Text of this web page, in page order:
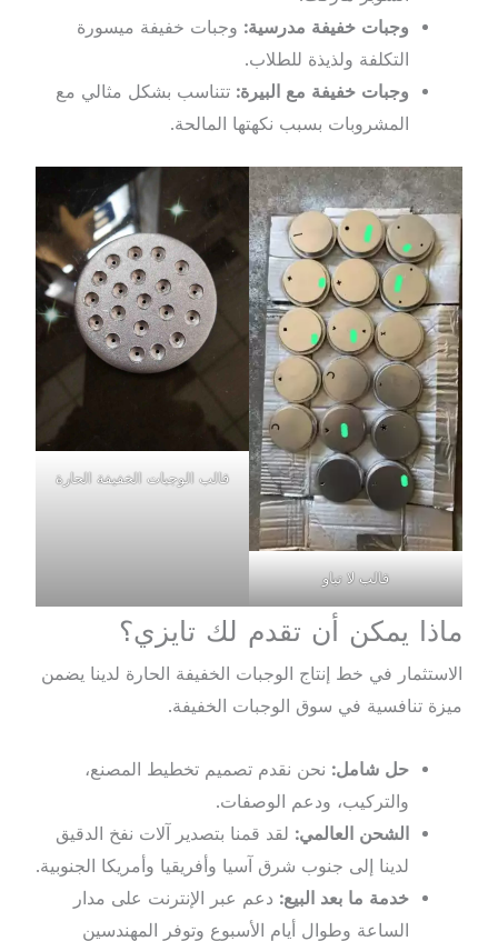
وجبات خفيفة مدرسية: وجبات خفيفة ميسورة
التكلفة ولذيذة للطلاب.
وجبات خفيفة مع البيرة: تتناسب بشكل مثالي مع
المشروبات بسبب نكهتها المالحة.
قالب لا تياو
قالب الوجبات الخفيفة الحارة
ماذا يمكن أن تقدم لك تايزي؟
الاستثمار في خط إنتاج الوجبات الخفيفة الحارة لدينا يضمن
ميزة تنافسية في سوق الوجبات الخفيفة.
حل شامل: نحن نقدم تصميم تخطيط المصنع،
والتركيب، ودعم الوصفات.
الشحن العالمي: لقد قمنا بتصدير آلات نفخ الدقيق
لدينا إلى جنوب شرق آسيا وأفريقيا وأمريكا الجنوبية.
خدمة ما بعد البيع: دعم عبر الإنترنت على مدار
الساعة وطوال أيام الأسبوع وتوفر المهندسين